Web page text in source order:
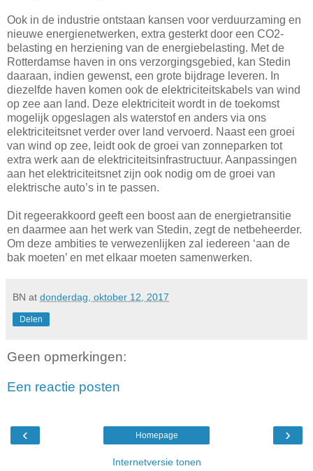
Ook in de industrie ontstaan kansen voor verduurzaming en
nieuwe energienetwerken, extra gesterkt door een CO2-
belasting en herziening van de energiebelasting. Met de
Rotterdamse haven in ons verzorgingsgebied, kan Stedin
daaraan, indien gewenst, een grote bijdrage leveren. In
diezelfde haven komen ook de elektriciteitskabels van wind
op zee aan land. Deze elektriciteit wordt in de toekomst
mogelijk opgeslagen als waterstof en anders via ons
elektriciteitsnet verder over land vervoerd. Naast een groei
van wind op zee, leidt ook de groei van zonneparken tot
extra werk aan de elektriciteitsinfrastructuur. Aanpassingen
aan het elektriciteitsnet zijn ook nodig om de groei van
elektrische auto’s in te passen.
Dit regeerakkoord geeft een boost aan de energietransitie
en daarmee aan het werk van Stedin, zegt de netbeheerder.
Om deze ambities te verwezenlijken zal iedereen ‘aan de
bak moeten’ en met elkaar moeten samenwerken.
BN at donderdag, oktober 12, 2017
Delen
Geen opmerkingen:
Een reactie posten
‹ ›
Homepage
Internetversie tonen